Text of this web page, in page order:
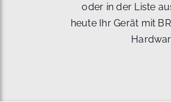
oder in der Liste
heute Ihr Gerät mit